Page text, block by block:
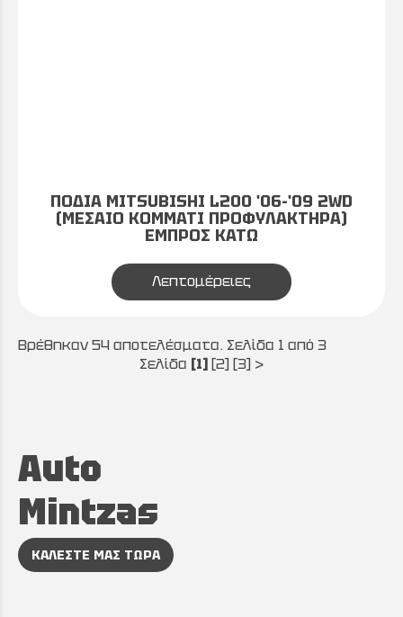
ΠΟΔΙΑ MITSUBISHI L200 '06-'09 2WD
(ΜΕΣΑΙΟ ΚΟΜΜΑΤΙ ΠΡΟΦΥΛΑΚΤΗΡΑ)
ΕΜΠΡΟΣ ΚΑΤΩ
Λεπτομέρειες
Βρέθηκαν 54 αποτελέσματα. Σελίδα 1 από 3
Σελίδα [1][2] [3] >
Auto
Mintzas
ΚΑΛΕΣΤΕ ΜΑΣ ΤΩΡΑ